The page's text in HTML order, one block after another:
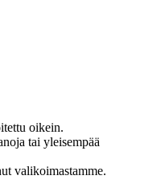
oikein.
tai yleisempää
valikoimastamme.